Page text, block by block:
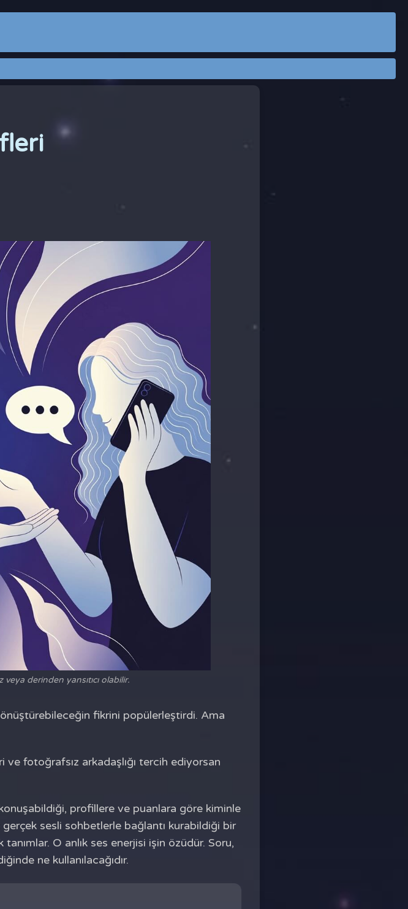
derinden yansıtıcı olabilir.
fikrini popülerleştirdi. Ama
fotoğrafsız arkadaşlığı tercih ediyorsan
profillere ve puanlara göre kiminle
sesli sohbetlerle bağlantı kurabildiği bir
O anlık ses enerjisi işin özüdür. Soru,
ne kullanılacağıdır.